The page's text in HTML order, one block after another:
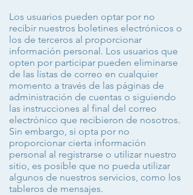
Los usuarios pueden optar por no
recibir nuestros boletines electrónicos o
los de terceros al proporcionar
información personal. Los usuarios que
opten por participar pueden eliminarse
de las listas de correo en cualquier
momento a través de las páginas de
administración de cuentas o siguiendo
las instrucciones al final del correo
electrónico que recibieron de nosotros.
Sin embargo, si opta por no
proporcionar cierta información
personal al registrarse o utilizar nuestro
sitio, es posible que no pueda utilizar
algunos de nuestros servicios, como los
tableros de mensajes.